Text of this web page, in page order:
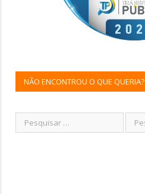
NÃO ENCONTROU O QUE QUERIA?